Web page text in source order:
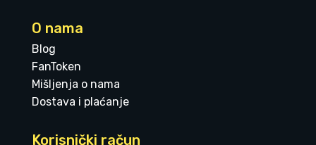
O nama
Blog
FanToken
Mišljenja o nama
Dostava i plaćanje
Korisnički račun